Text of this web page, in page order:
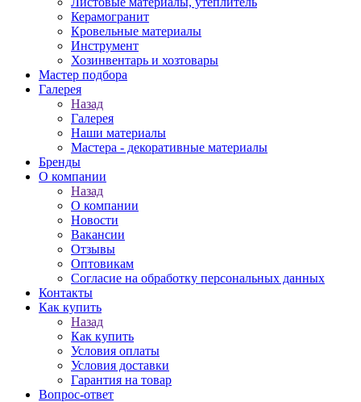
Керамогранит
Кровельные материалы
Инструмент
Хозинвентарь и хозтовары
Мастер подбора
Галерея
Назад
Галерея
Наши материалы
Мастера - декоративные материалы
Бренды
О компании
Назад
О компании
Новости
Вакансии
Отзывы
Оптовикам
Cогласие на обработку персональных данных
Контакты
Как купить
Назад
Как купить
Условия оплаты
Условия доставки
Гарантия на товар
Вопрос-ответ